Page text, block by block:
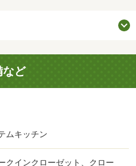
など
ムキッチン
クインクローゼット、クロー